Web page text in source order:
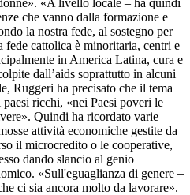
che vanno dalla formazione e
la nostra fede, al sostegno per
fede cattolica è minoritaria, centri e
in America Latina, cura e
dall’aids soprattutto in alcuni
Ruggeri ha precisato che il tema
ricchi, «nei Paesi poveri le
Quindi ha ricordato varie
attività economiche gestite da
il microcredito o le cooperative,
dando slancio al genio
«Sull'eguaglianza di genere –
ci sia ancora molto da lavorare».